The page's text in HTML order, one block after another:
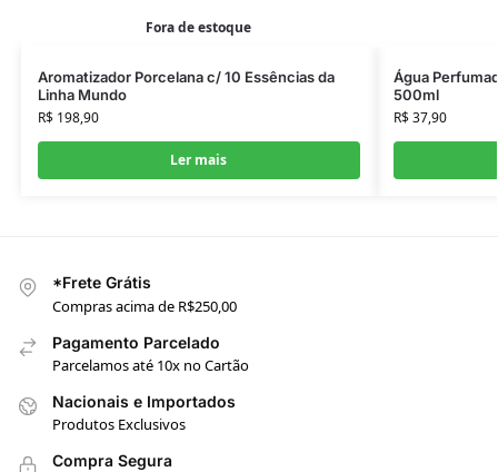
Fora de estoque
Aromatizador Porcelana c/ 10 Essências da
Linha Mundo
R$198,90
Ler mais
Água
500ml
R$37,90
*Frete Grátis
Compras acima de R$250,00
Pagamento Parcelado
Parcelamos até 10x no Cartão
Nacionais e Importados
Produtos Exclusivos
Compra Segura